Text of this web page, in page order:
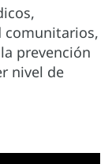
comunitarios,
prevención
nivel de